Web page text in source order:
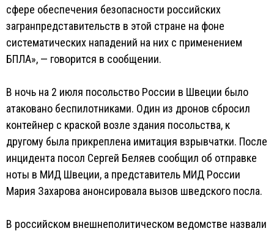
сфере обеспечения безопасности российских
загранпредставительств в этой стране на фоне
систематических нападений на них с применением
БПЛА», — говорится в сообщении.
В ночь на 2 июля посольство России в Швеции было
атаковано беспилотниками. Один из дронов сбросил
контейнер с краской возле здания посольства, к
другому была прикреплена имитация взрывчатки. После
инцидента посол Сергей Беляев сообщил об отправке
ноты в МИД Швеции, а представитель МИД России
Мария Захарова анонсировала вызов шведского посла.
В российском внешнеполитическом ведомстве назвали